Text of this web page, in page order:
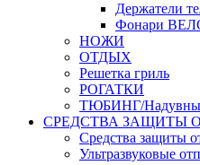
Держатели
Фонари
НОЖИ
ОТДЫХ
Решетка гриль
РОГАТКИ
ТЮБИНГ/
СРЕДСТВА ЗАЩИТЫ
Средства защиты
Ультразвуковые